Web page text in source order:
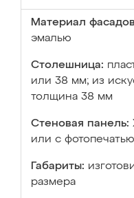
Материал
эмалью
Столешница:
или 38 мм; из
толщина 38 мм
Стеновая панель:
или с фотопечатью
Габариты:
размера